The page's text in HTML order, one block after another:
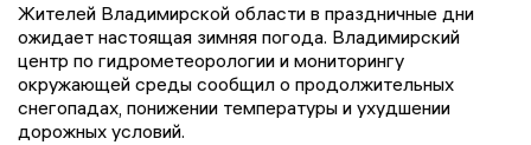
Жителей Владимирской области в праздничные дни
ожидает настоящая зимняя погода. Владимирский
центр по гидрометеорологии и мониторингу
окружающей среды сообщил о продолжительных
снегопадах, понижении температуры и ухудшении
дорожных условий.